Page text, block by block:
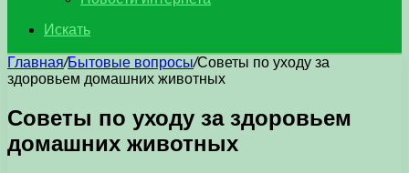
Искать
Главная/Бытовые вопросы/Советы по уходу за
здоровьем домашних животных
Советы по уходу за здоровьем
домашних животных